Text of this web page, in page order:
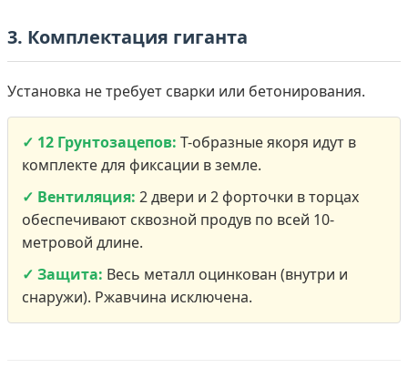
3. Комплектация гиганта
Установка не требует сварки или бетонирования.
✓ 12 Грунтозацепов: Т-образные якоря идут в
комплекте для фиксации в земле.
✓ Вентиляция: 2 двери и 2 форточки в торцах
обеспечивают сквозной продув по всей 10-
метровой длине.
✓ Защита: Весь металл оцинкован (внутри и
снаружи). Ржавчина исключена.